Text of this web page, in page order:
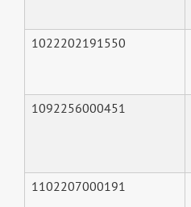
1022202191550
1092256000451
1102207000191